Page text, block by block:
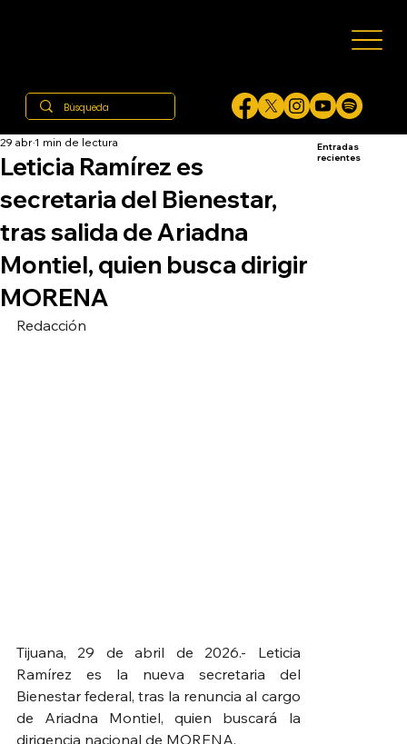
Leticia Ramírez es
secretaria del Bienestar,
tras salida de Ariadna
Montiel, quien busca dirigir
MORENA
29 abr 1 min de lectura
Redacción
Tijuana, 29 de abril de 2026.- Leticia
Ramírez es la nueva secretaria del
Bienestar federal, tras la renuncia al cargo
de Ariadna Montiel, quien buscará la
dirigencia nacional de MORENA.
Entradas
recientes